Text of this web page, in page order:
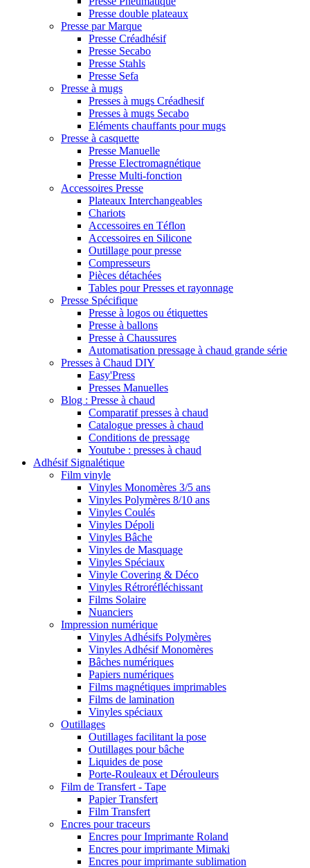
Presse double plateaux
Presse par Marque
Presse Créadhésif
Presse Secabo
Presse Stahls
Presse Sefa
Presse à mugs
Presses à mugs Créadhesif
Presses à mugs Secabo
Eléments chauffants pour mugs
Presse à casquette
Presse Manuelle
Presse Electromagnétique
Presse Multi-fonction
Accessoires Presse
Plateaux Interchangeables
Chariots
Accessoires en Téflon
Accessoires en Silicone
Outillage pour presse
Compresseurs
Pièces détachées
Tables pour Presses et rayonnage
Presse Spécifique
Presse à logos ou étiquettes
Presse à ballons
Presse à Chaussures
Automatisation pressage à chaud grande série
Presses à Chaud DIY
Easy'Press
Presses Manuelles
Blog : Presse à chaud
Comparatif presses à chaud
Catalogue presses à chaud
Conditions de pressage
Youtube : presses à chaud
Adhésif Signalétique
Film vinyle
Vinyles Monomères 3/5 ans
Vinyles Polymères 8/10 ans
Vinyles Coulés
Vinyles Dépoli
Vinyles Bâche
Vinyles de Masquage
Vinyles Spéciaux
Vinyle Covering & Déco
Vinyles Rétroréfléchissant
Films Solaire
Nuanciers
Impression numérique
Vinyles Adhésifs Polymères
Vinyles Adhésif Monomères
Bâches numériques
Papiers numériques
Films magnétiques imprimables
Films de lamination
Vinyles spéciaux
Outillages
Outillages facilitant la pose
Outillages pour bâche
Liquides de pose
Porte-Rouleaux et Dérouleurs
Film de Transfert - Tape
Papier Transfert
Film Transfert
Encres pour traceurs
Encres pour Imprimante Roland
Encres pour imprimante Mimaki
Encres pour imprimante sublimation